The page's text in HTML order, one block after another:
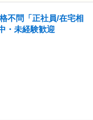
不問「正社員/在宅相
・未経験歓迎